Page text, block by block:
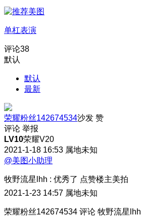
单杠表演
评论38
默认
默认
最新
荣耀粉丝142674534沙发 赞
评论 举报
LV10荣耀V20
2021-1-18 16:53 属地未知
@美图小助理
牧野流星lhh : 优秀了 点赞楼主美拍
2021-1-23 14:57 属地未知
荣耀粉丝142674534 评论 牧野流星lhh